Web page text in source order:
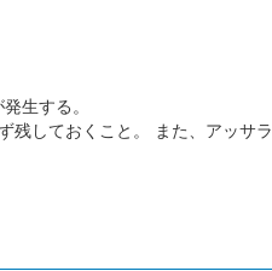
生する。
残しておくこと。 また、アッサラ